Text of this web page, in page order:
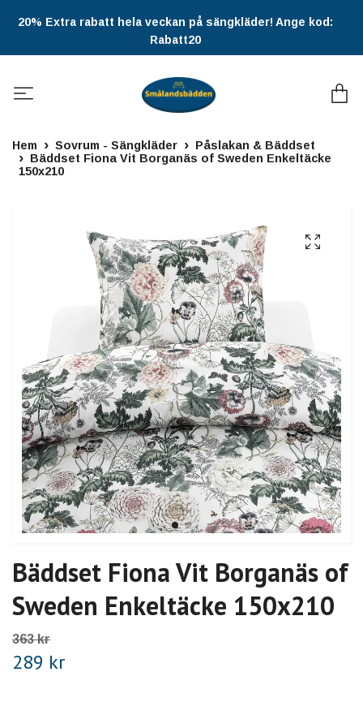
20% Extra rabatt hela veckan på sängkläder! Ange kod:
Rabatt20
Hem Sovrum - Sängkläder
Påslakan & Bäddset
Bäddset Fiona Vit Borganäs of Sweden Enkeltäcke
150x210
Bäddset Fiona Vit Borganäs of
Sweden Enkeltäcke 150x210
363 kr
289 kr